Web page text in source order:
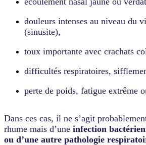
douleurs intenses au niveau du
(sinusite),
toux importante avec crachats
difficultés respiratoires,
perte de poids, fatigue extrême
Dans ces cas, il ne s’agit
rhume mais d’une infection
ou d’une autre pathologie